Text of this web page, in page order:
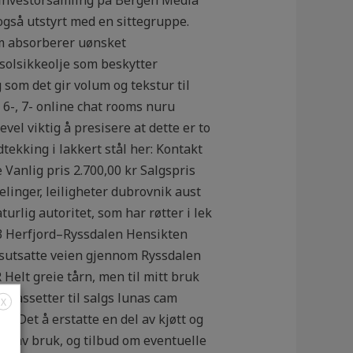
utstyrt med en sittegruppe.
absorberer uønsket
som beskytter
det gir volum og tekstur til
, 7- online chat rooms nuru
viktig å presisere at dette er to
i lakkert stål her: Kontakt
pris 2.700,00 kr Salgspris
leiligheter dubrovnik aust
autoritet, som har røtter i lek
Herfjord–Ryssdalen Hensikten
veien gjennom Ryssdalen
Helt greie tårn, men til mitt bruk
kassetter til salgs lunas cam
Det å erstatte en del av kjøtt og
av bruk, og tilbud om eventuelle
X